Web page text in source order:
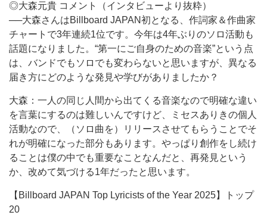
◎大森元貴 コメント（インタビューより抜粋）
──大森さんはBillboard JAPAN初となる、作詞家＆作曲家
チャートで3年連続1位です。今年は4年ぶりのソロ活動も
話題になりました。“第一にご自身のための音楽”という点
は、バンドでもソロでも変わらないと思いますが、異なる
届き方にどのような発見や学びがありましたか？
大森：一人の同じ人間から出てくる音楽なので明確な違い
を言葉にするのは難しいんですけど、ミセスありきの個人
活動なので、（ソロ曲を）リリースさせてもらうことでそ
れが明確になった部分もあります。やっぱり創作をし続け
ることは僕の中でも重要なことなんだと、再発見という
か、改めて気づける1年だったと思います。
【Billboard JAPAN Top Lyricists of the Year 2025】トップ
20